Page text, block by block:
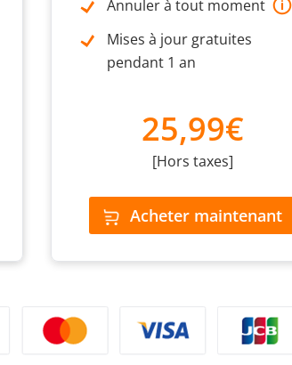
Annuler à tout moment
Mises à jour gratuites
pendant 1 an
25,99€
[Hors taxes]
Acheter maintenant